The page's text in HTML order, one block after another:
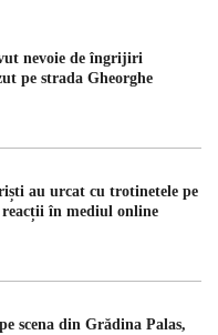
nevoie de îngrijiri
pe strada Gheorghe
au urcat cu trotinetele pe
în mediul online
scena din Grădina Palas,